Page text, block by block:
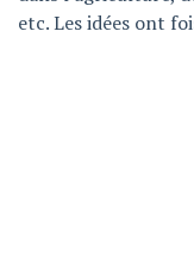
etc. Les idées ont